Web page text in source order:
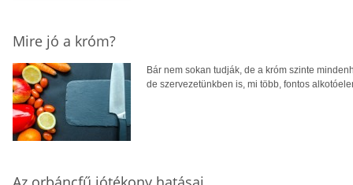
Mire jó a króm?
Bár nem sokan tudják, de a króm szinte
de szervezetünkben is, mi több, fontos